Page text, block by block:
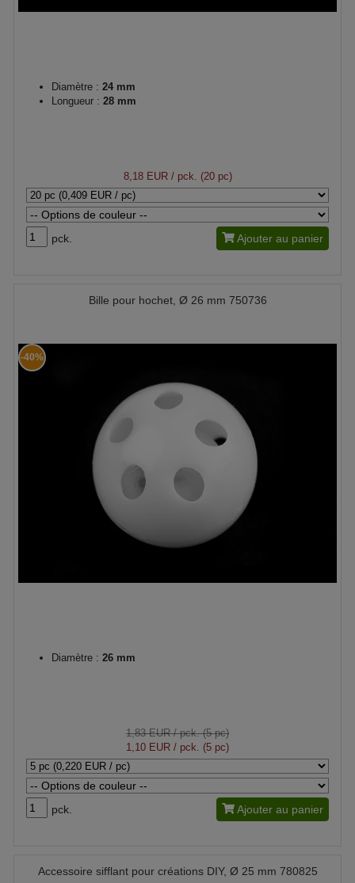
Diamètre : 24 mm
Longueur : 28 mm
8,18 EUR/ pck. (20 pc)
pck. Ajouter au panier
Bille pour hochet, Ø 26 mm 750736
-40%
Diamètre : 26 mm
1,83 EUR/ pck. (5 pc)
1,10 EUR / pck. (5 pc)
pck. Ajouter au panier
Accessoire sifflant pour créations DIY, Ø 25 mm 780825